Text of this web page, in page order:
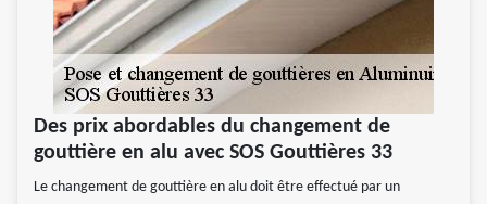
Des prix abordables du changement de
gouttière en alu avec SOS Gouttières 33
Le changement de gouttière en alu doit être effectué par un